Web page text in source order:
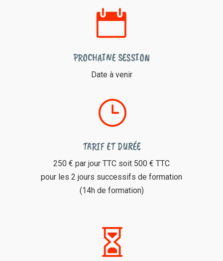

PROCHAINE SESSION
Date à venir
}
TARIF ET DURÉE
250 € par jour TTC soit 500 € TTC
pour les 2 jours successifs de formation
(14h de formation)
